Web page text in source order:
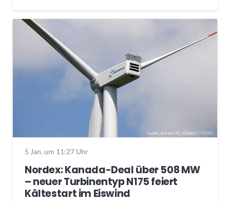
5 Jan. um 11:27 Uhr
Nordex: Kanada-Deal über 508 MW
– neuer Turbinentyp N175 feiert
Kältestart im Eiswind